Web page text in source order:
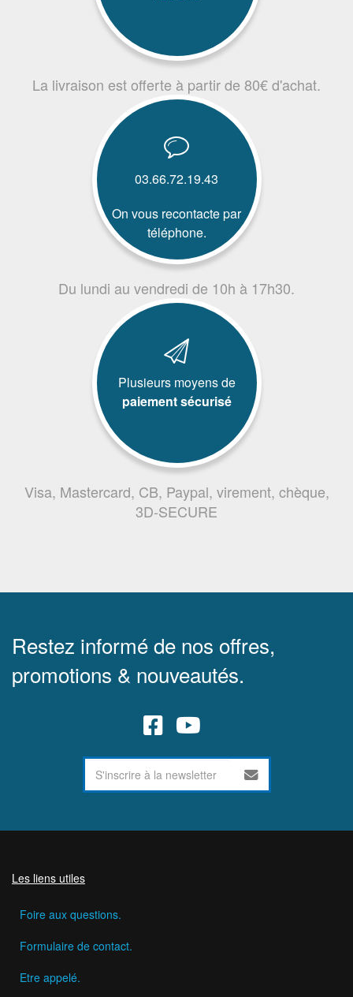
La livraison est offerte à partir de 80€ d'achat.
03.66.72.19.43
On vous recontacte par
téléphone.
Du lundi au vendredi de 10h à 17h30.
Plusieurs moyens de
paiement sécurisé
Visa, Mastercard, CB, Paypal, virement, chèque,
3D-SECURE
Restez informé de nos offres,
promotions & nouveautés.
Les liens utiles
Foire aux questions.
Formulaire de contact.
Etre appelé.